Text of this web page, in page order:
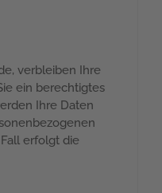
verbleiben Ihre
ein berechtigtes
Ihre Daten
erfolgt die